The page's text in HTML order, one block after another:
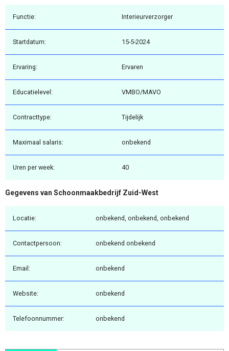
Functie: Interieurverzorger
Startdatum: 15-5-2024
Ervaring: Ervaren
Educatielevel: VMBO/MAVO
Contracttype: Tijdelijk
Maximaal salaris: onbekend
Uren per week: 40
Gegevens van Schoonmaakbedrijf Zuid-West
Locatie: onbekend, onbekend, onbekend
Contactpersoon: onbekend onbekend
Email: onbekend
Website: onbekend
Telefoonnummer: onbekend